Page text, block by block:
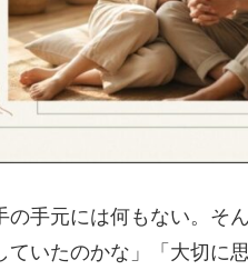
手元には何もない。そ
いたのかな」「大切に